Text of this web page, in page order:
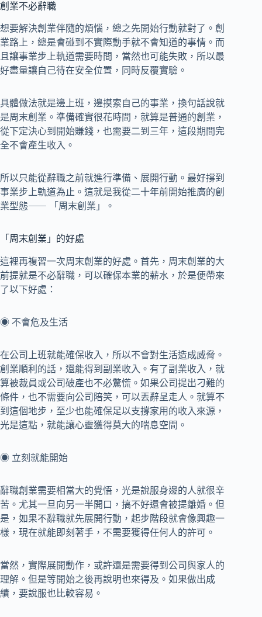
創業不必辭職
想要解決創業伴隨的煩惱，總之先開始行動就對了。創
業路上，總是會碰到不實際動手就不會知道的事情。而
且讓事業步上軌道需要時間，當然也可能失敗，所以最
好盡量讓自己待在安全位置，同時反覆實驗。
具體做法就是邊上班，邊摸索自己的事業，換句話說就
是周末創業。準備確實很花時間，就算是普通的創業，
從下定決心到開始賺錢，也需要二到三年，這段期間完
全不會產生收入。
所以只能從辭職之前就進行準備、展開行動。最好撐到
事業步上軌道為止。這就是我從二十年前開始推廣的創
業型態⸺ 「周末創業」。
「周末創業」的好處
這裡再複習一次周末創業的好處。首先，周末創業的大
前提就是不必辭職，可以確保本業的薪水，於是便帶來
了以下好處：
◉ 不會危及生活
在公司上班就能確保收入，所以不會對生活造成威脅。
創業順利的話，還能得到副業收入。有了副業收入，就
算被裁員或公司破產也不必驚慌。如果公司提出刁難的
條件，也不需要向公司陪笑，可以丟辭呈走人。就算不
到這個地步，至少也能確保足以支撐家用的收入來源，
光是這點，就能讓心靈獲得莫大的喘息空間。
◉ 立刻就能開始
辭職創業需要相當大的覺悟，光是說服身邊的人就很辛
苦。尤其一旦向另一半開口，搞不好還會被提離婚。但
是，如果不辭職就先展開行動，起步階段就會像興趣一
樣，現在就能即刻著手，不需要獲得任何人的許可。
當然，實際展開動作，或許還是需要得到公司與家人的
理解。但是等開始之後再說明也來得及。如果做出成
績，要說服也比較容易。